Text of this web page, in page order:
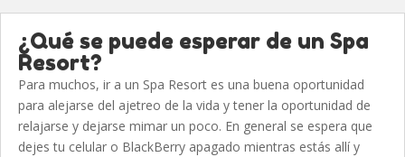
¿Qué se puede esperar de un Spa
Resort?
Para muchos, ir a un Spa Resort es una buena oportunidad
para alejarse del ajetreo de la vida y tener la oportunidad de
relajarse y dejarse mimar un poco. En general se espera que
dejes tu celular o BlackBerry apagado mientras estás allí y